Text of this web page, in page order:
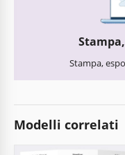
Stampa,
Modelli correlati